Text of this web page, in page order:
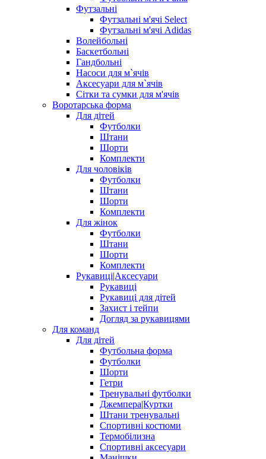
Футзальні
Футзальні м'ячі Select
Футзальні м'ячі Adidas
Волейбольні
Баскетбольні
Гандбольні
Насоси для м`ячів
Аксесуари для м`ячів
Сітки та сумки для м'ячів
Воротарська форма
Для дітей
Футболки
Штани
Шорти
Комплекти
Для чоловіків
Футболки
Штани
Шорти
Комплекти
Для жінок
Футболки
Штани
Шорти
Комплекти
Рукавиці|Аксесуари
Рукавиці
Рукавиці для дітей
Захист і тейпи
Догляд за рукавицями
Для команд
Для дітей
Футбольна форма
Футболки
Шорти
Гетри
Тренувальні футболки
Джемпера|Куртки
Штани тренувальні
Спортивні костюми
Термобілизна
Спортивні аксесуари